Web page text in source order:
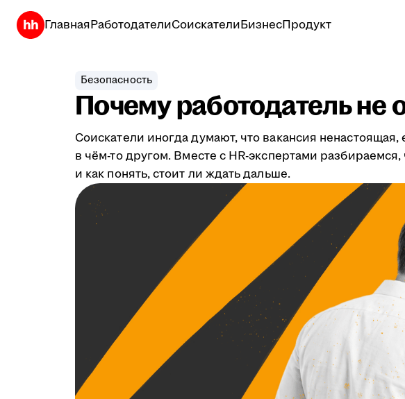
ГлавнаяРаботодателиСоискателиБизнесПродукт
Безопасность
Почему работодатель не
Соискатели иногда думают, что вакансия
в чём-то другом. Вместе с HR-экспертами
и как понять, стоит ли ждать дальше.